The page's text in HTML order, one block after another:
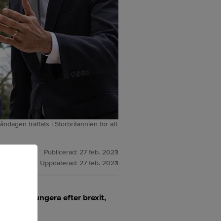
träffats i Storbritannien för att
Publicerad: 27 feb. 2023
Uppdaterad: 27 feb. 2023
ska fungera efter brexit,